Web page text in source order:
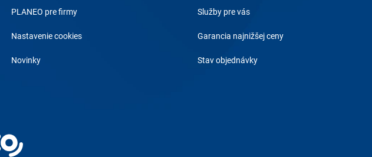
PLANEO pre firmy
Nastavenie cookies
Novinky
Služby pre vás
Garancia najnižšej ceny
Stav objednávky